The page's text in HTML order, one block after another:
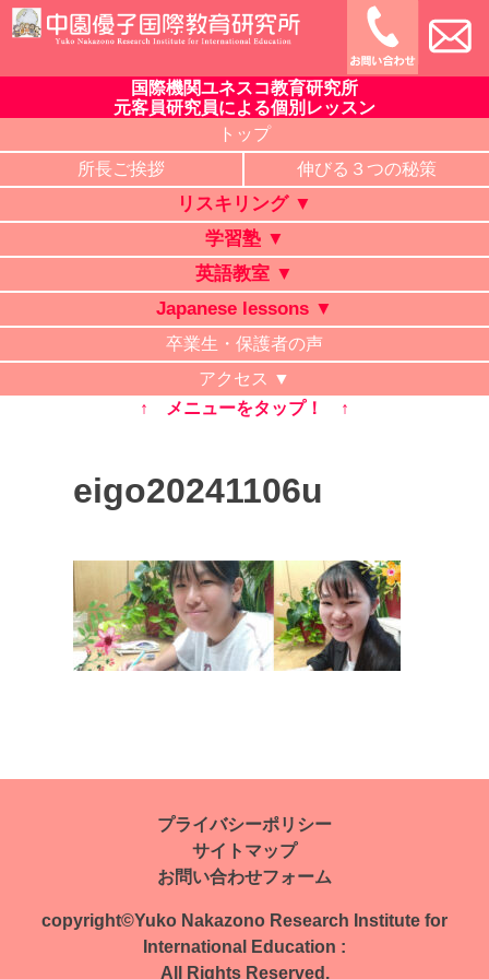
Skip
to
中園優子国際教育研究所
公式ホームページ、熊本県の山鹿・菊池・合志・植木で大評判
の英語教室・学習塾・日本語教室・タイ語教室・リスキリング
研修。中学・高校・大学受験に有利な英語を中心に「合格請負
人」と評判の講師が個別レッスン。ビジネス英語、企業研修。
オンライン授業、出張講義、家庭教師も対応。
国際機関ユネスコ教育研究所
元客員研究員による個別レッスン
トップ
所長ご挨拶
伸びる３つの秘策
リスキリング ▼
学習塾 ▼
英語教室 ▼
Japanese lessons ▼
卒業生・保護者の声
アクセス ▼
↑ メニューをタップ！ ↑
eigo20241106u
稿
ゲ
プライバシーポリシー
サイトマップ
お問い合わせフォーム
copyright©Yuko Nakazono Research Institute for
International Education :
All Rights Reserved.